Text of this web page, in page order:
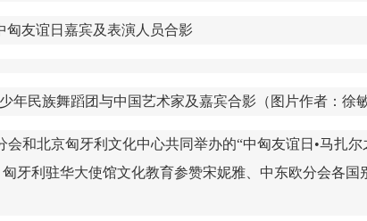
匈友谊日嘉宾及表演人员合影
年民族舞蹈团与中国艺术家及嘉宾合影 （图片作者：徐
和北京匈牙利文化中心共同举办的“中匈友谊日•马扎
牙利驻华大使馆文化教育参赞宋妮雅、中东欧分会各